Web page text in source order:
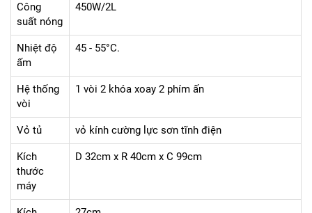
Công
suất nóng
450W/2L
Nhiệt độ
ấm
45 - 55°C.
Hệ thống
vòi
1 vòi 2 khóa xoay 2 phím ấn
Vỏ tủ vỏ kính cường lực sơn tĩnh điện
Kích
thước
máy
D 32cm x R 40cm x C 99cm